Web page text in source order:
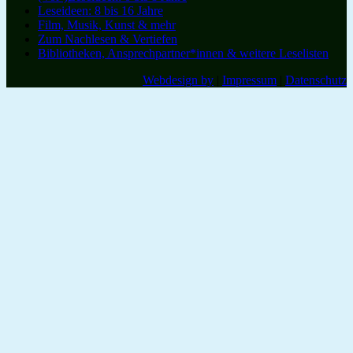
Leseideen: 8 bis 16 Jahre
Film, Musik, Kunst & mehr
Zum Nachlesen & Vertiefen
Bibliotheken, Ansprechpartner*innen & weitere Leselisten
Webdesign by
Impressum Datenschutz